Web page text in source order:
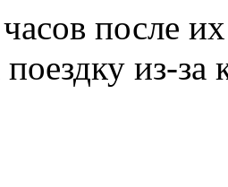
после
из-за